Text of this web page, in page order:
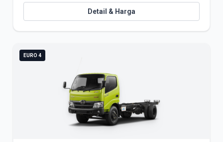
Detail & Harga
EURO 4